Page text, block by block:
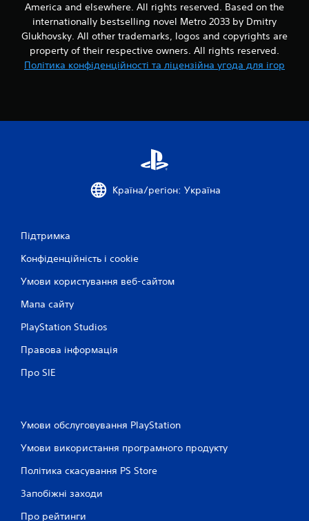
America and elsewhere. All rights reserved. Based on the
internationally bestselling novel Metro 2033 by Dmitry
Glukhovsky. All other trademarks, logos and copyrights are
property of their respective owners. All rights reserved.
Політика конфіденційності та ліцензійна угода для ігор
Країна/регіон: Україна
Підтримка
Конфіденційність і cookie
Умови користування веб-сайтом
Мапа сайту
PlayStation Studios
Правова інформація
Про SIE
Умови обслуговування PlayStation
Умови використання програмного продукту
Політика скасування PS Store
Запобіжні заходи
Про рейтинги